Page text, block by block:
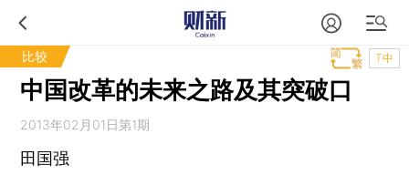
比较 T中
中国改革的未来之路及其突破口
2013年02月01日第1期
田国强